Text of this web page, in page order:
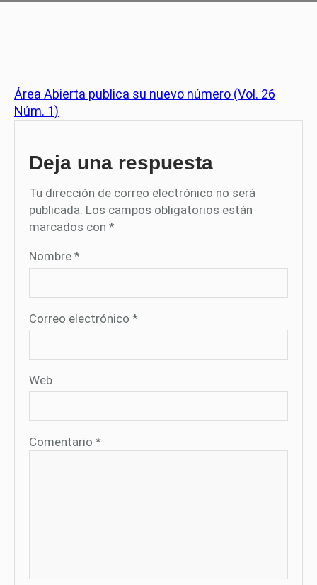
Área Abierta publica su nuevo número (Vol. 26
Núm. 1)
Deja una respuesta
Tu dirección de correo electrónico no será
publicada. Los campos obligatorios están
marcados con *
Nombre *
Correo electrónico *
Web
Comentario *